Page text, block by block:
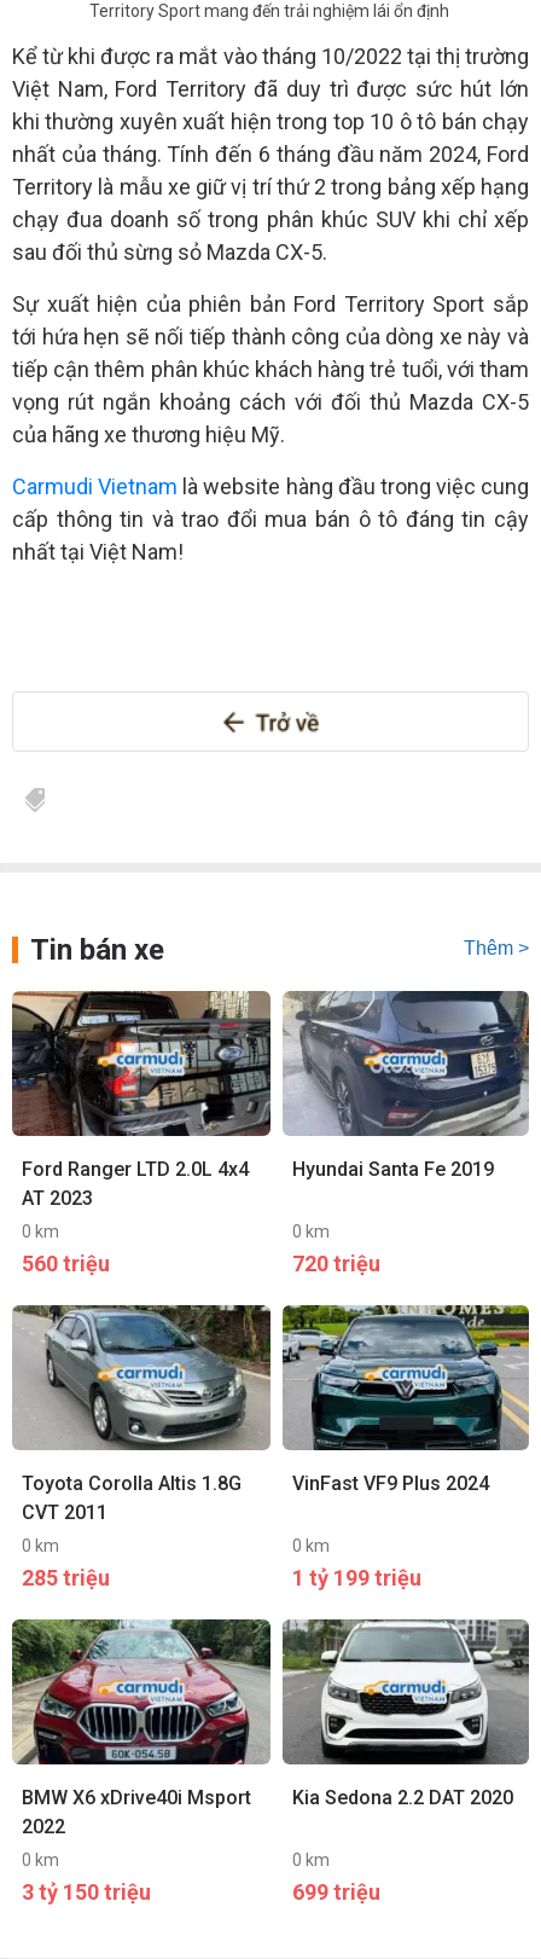
Territory Sport mang đến trải nghiệm lái ổn định
Kể từ khi được ra mắt vào tháng 10/2022 tại thị trường
Việt Nam, Ford Territory đã duy trì được sức hút lớn
khi thường xuyên xuất hiện trong top 10 ô tô bán chạy
nhất của tháng. Tính đến 6 tháng đầu năm 2024, Ford
Territory là mẫu xe giữ vị trí thứ 2 trong bảng xếp hạng
chạy đua doanh số trong phân khúc SUV khi chỉ xếp
sau đối thủ sừng sỏ Mazda CX-5.
Sự xuất hiện của phiên bản Ford Territory Sport sắp
tới hứa hẹn sẽ nối tiếp thành công của dòng xe này và
tiếp cận thêm phân khúc khách hàng trẻ tuổi, với tham
vọng rút ngắn khoảng cách với đối thủ Mazda CX-5
của hãng xe thương hiệu Mỹ.
Carmudi Vietnam là website hàng đầu trong việc cung
cấp thông tin và trao đổi mua bán ô tô đáng tin cậy
nhất tại Việt Nam!
Tin bán xe Thêm >
Ford Ranger LTD 2.0L 4x4
AT 2023
0 km
560 triệu
Hyundai Santa Fe 2019
0 km
720 triệu
Toyota Corolla Altis 1.8G
CVT 2011
0 km
285 triệu
VinFast VF9 Plus 2024
0 km
1 tỷ 199 triệu
BMW X6 xDrive40i Msport
2022
0 km
3 tỷ 150 triệu
Kia Sedona 2.2 DAT 2020
0 km
699 triệu